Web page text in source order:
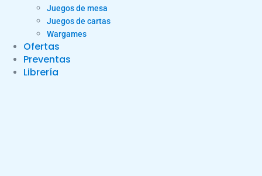
Juegos de mesa
Juegos de cartas
Wargames
Ofertas
Preventas
Librería